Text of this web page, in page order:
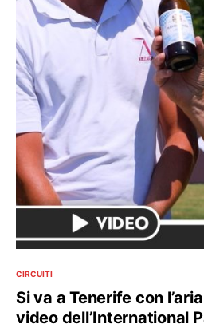
CIRCUITI
Si va a Tenerife con
video dell’International